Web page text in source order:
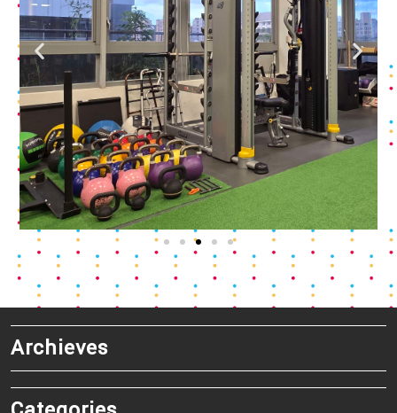
Archieves